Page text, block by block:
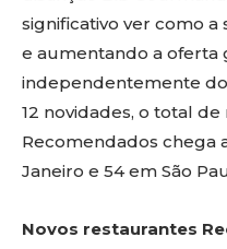
significativo ver como
e aumentando a oferta
independentemente do
12 novidades, o total
Recomendados chega
Janeiro e 54 em São
Novos restaurantes